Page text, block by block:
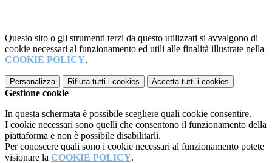
Questo sito o gli strumenti terzi da questo utilizzati si avvalgono di
cookie necessari al funzionamento ed utili alle finalità illustrate nella
COOKIE POLICY.
Personalizza Rifiuta tutti i cookies Accetta tutti i cookies
Gestione cookie
In questa schermata è possibile scegliere quali cookie consentire.
I cookie necessari sono quelli che consentono il funzionamento della
piattaforma e non è possibile disabilitarli.
Per conoscere quali sono i cookie necessari al funzionamento potete
visionare la COOKIE POLICY.